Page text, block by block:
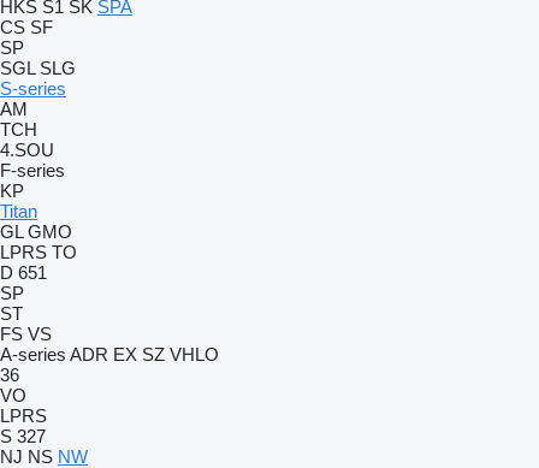
HKS S1 SK SPA
CS SF
SP
SGL SLG
S-series
AM
TCH
4.SOU
F-series
KP
Titan
GL GMO
LPRS TO
D 651
SP
ST
FS VS
A-series ADR EX SZ VHLO
36
VO
LPRS
S 327
NJ NS NW